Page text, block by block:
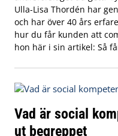
Ulla-Lisa Thordén har
och har över 40 års
hur du får kunden att
hon här i sin artikel: Så
Vad är social
ut begreppet